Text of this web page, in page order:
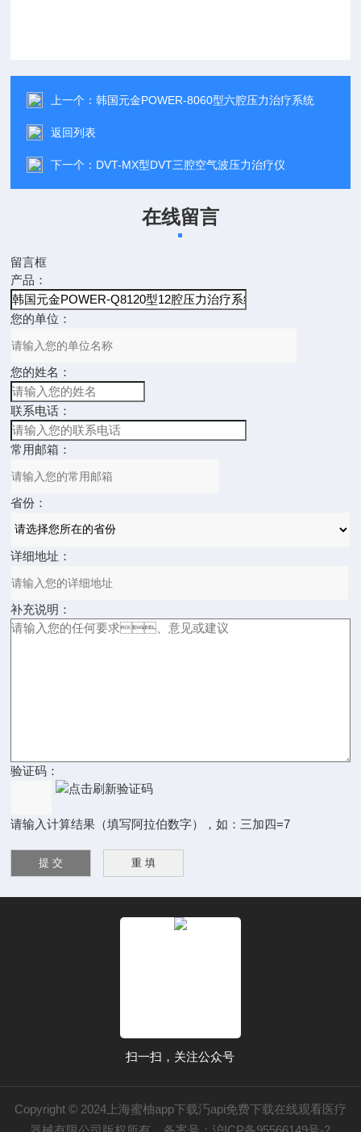
上一个：韩国元金POWER-8060型六腔压力治疗系统
返回列表
下一个： DVT-MX型DVT三腔空气波压力治疗仪
在线留言
留言框
产品：
您的单位：
您的姓名：
联系电话：
常用邮箱：
省份：
详细地址：
补充说明：
验证码：
请输入计算结果（填写阿拉伯数字），如：三加四=7
扫一扫，关注公众号
Copyright © 2024上海蜜柚app下载汅api免费下载在线观看医疗